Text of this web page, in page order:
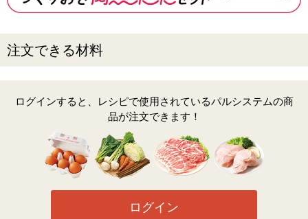
注文できる材料
ログインすると、レシピで使用されているパルシステムの商
品が注文できます！
ログイン